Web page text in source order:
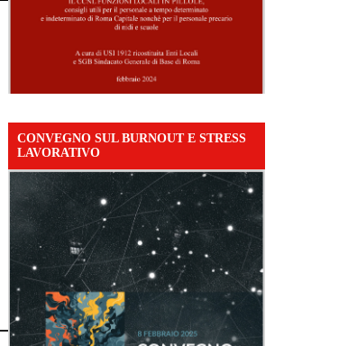
CONVEGNO SUL BURNOUT E STRESS
LAVORATIVO